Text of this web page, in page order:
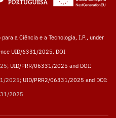
a Ciência e a Tecnologia, I.P., under
UID/6331/2025. DOI
; UID/PRR/06331/2025 and DOI:
2025; UID/PRR2/06331/2025 and DOI:
2025